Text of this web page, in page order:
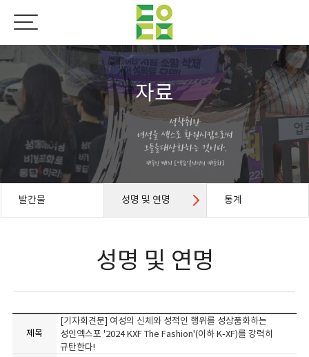
자료
발간물 성명 및 연명 통계
성명 및 연명
제목
[기자회견문] 여성의 신체와 성적인 행위를 성상품화하는
성인엑스포 '2024 KXF The Fashion'(이하 K-XF)를 강력히
규탄한다!